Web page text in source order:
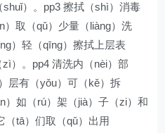
shuǐ）。pp3 擦拭（shì）消毒
）取（qǔ）少量（liàng）洗
）轻（qīng）擦拭上层表
zì）。pp4 清洗内（nèi）部
层有（yǒu）可（kě）拆
）如（rú）架（jià）子（zi）和
（tā）们取（qǔ）出用